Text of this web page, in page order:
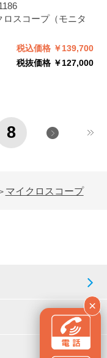
×
ロスコープ（モニタ
税込価格 ￥139,700
税抜価格 ￥127,000
8
マイクロスコープ